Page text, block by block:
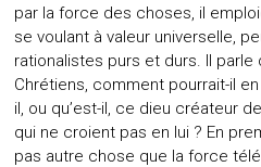
par la force des choses, il
se voulant à valeur universelle,
rationalistes purs et durs. Il
Chrétiens, comment pourrait-il
il, ou qu’est-il, ce dieu créateur
qui ne croient pas en lui ? En
pas autre chose que la force